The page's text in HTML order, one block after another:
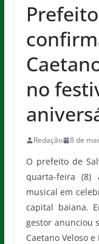
no
Redação 8 de
O prefeito de
quarta-feira (8)
musical em
capital baiana.
gestor anunciou
Caetano Veloso